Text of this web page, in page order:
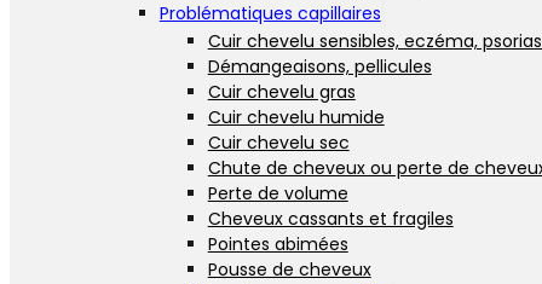
Problématiques capillaires
Cuir chevelu sensibles, eczéma,
Démangeaisons, pellicules
Cuir chevelu gras
Cuir chevelu humide
Cuir chevelu sec
Chute de cheveux ou perte de
Perte de volume
Cheveux cassants et fragiles
Pointes abimées
Pousse de cheveux